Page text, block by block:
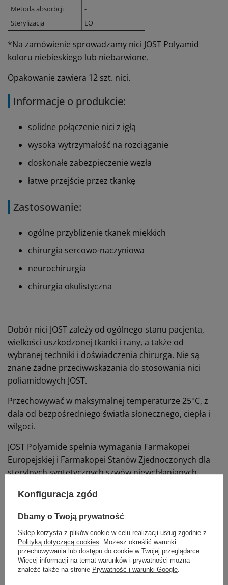
Metoda absorbcji
-
Sterylizacja
EO
*Na zamówienie sprowadzamy nici JOST Polyamid
koloru niebieskiego lub niebarwione.
Opakowanie zawiera 12 szt. nici.
Informacje o produkcie:
solidne połączenie nici z igłą
wysoka wytrzymałość na rozciąganie
doskonałe zabezpieczenie węzła
łatwe przejście przez tkankę
Zastosowanie:
ogólne przybliżenie tkanek miękkich
chirurgia sercowo-naczyniowa
neurochirurgia
chirurgia okulistyczna
Dobór nici JOST zależy od ogólnego stanu pacjenta,
wielkości uszkodzonej tkanki i rany, a także od
wybranej techniki i doświadczenia chirurga. Nie są
znane żadne przeciwwskazania do stosowania nici
poliamidowych JOST.
Przechowywać w maksymalnej temperaturze 25°C, z
dala od bezpośredniego światła słonecznego, ciepła i
wilgoci.
JOST Polyamide spełnia wymagania Farmakopei
Europejskiej i Farmakopei Stanów Zjednoczonych dla
sterylnych syntetycznych szwów niewchłanianych.
Polecane działy
Konfiguracja zgód
Dbamy o Twoją prywatność
Sklep korzysta z plików cookie w celu realizacji usług zgodnie z
Polityką dotyczącą cookies . Możesz określić warunki
przechowywania lub dostępu do cookie w Twojej przeglądarce.
Więcej informacji na temat warunków i prywatności można
znaleźć także na stronie Prywatność i warunki Google